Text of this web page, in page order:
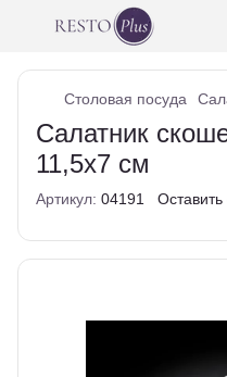
Столовая посуда
Салатник
11,5х7 см
Артикул: 04191 Оставить